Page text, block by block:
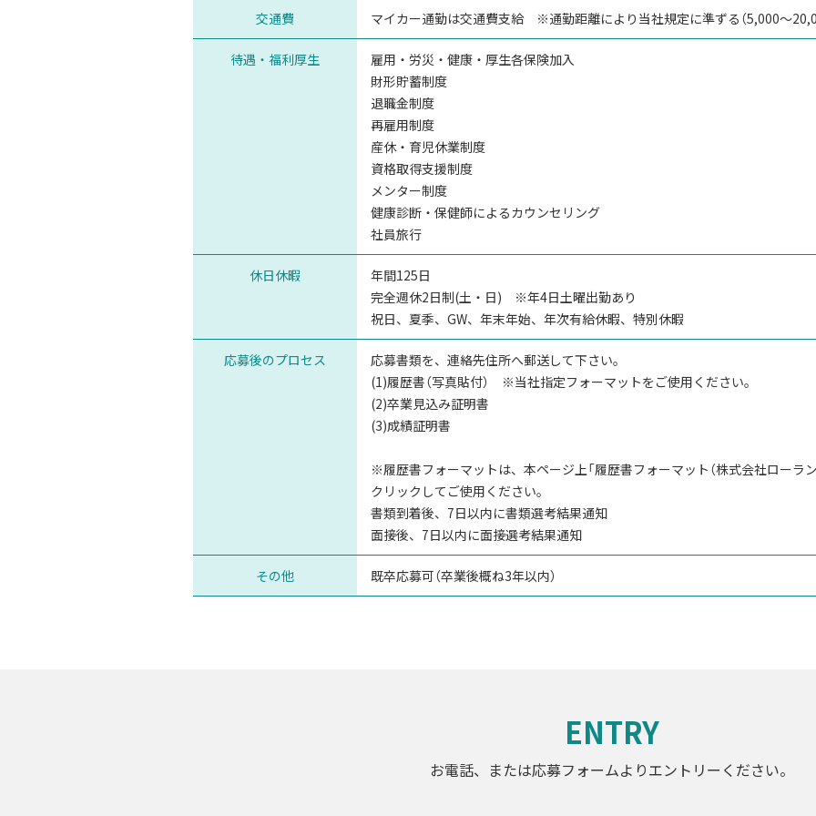
交通費 マイカー通勤は交通費支給 ※通勤距離により当社規定に準ずる（5,000～
待遇・福利厚生
雇用・労災・健康・厚生各保険加入
財形貯蓄制度
退職金制度
再雇用制度
産休・育児休業制度
資格取得支援制度
メンター制度
健康診断・保健師によるカウンセリング
社員旅行
休日休暇
年間125日
完全週休2日制(土・日) ※年4日土曜出勤あり
祝日、夏季、GW、年末年始、年次有給休暇、特別休暇
応募後のプロセス
応募書類を、連絡先住所へ郵送して下さい。
(1)履歴書（写真貼付） ※当社指定フォーマットをご使用ください。
(2)卒業見込み証明書
(3)成績証明書
※履歴書フォーマットは、本ページ上「履歴書フォーマット（株式会社ローラン
クリックしてご使用ください。
書類到着後、7日以内に書類選考結果通知
面接後、7日以内に面接選考結果通知
その他 既卒応募可（卒業後概ね3年以内）
ENTRY
お電話、または応募フォームよりエントリーください。